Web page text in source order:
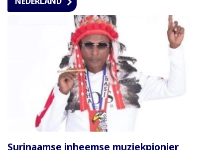
Surinaamse inheemse muziekpionier